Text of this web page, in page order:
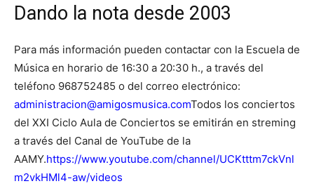
Dando la nota desde 2003
Para más información pueden contactar con la Escuela de
Música en horario de 16:30 a 20:30 h., a través del
teléfono 968752485 o del correo electrónico:
administracion@amigosmusica.comTodos los conciertos
del XXI Ciclo Aula de Conciertos se emitirán en streming
a través del Canal de YouTube de la
AAMY.https://www.youtube.com/channel/UCKtttm7ckVnl
m2vkHMl4-aw/videos